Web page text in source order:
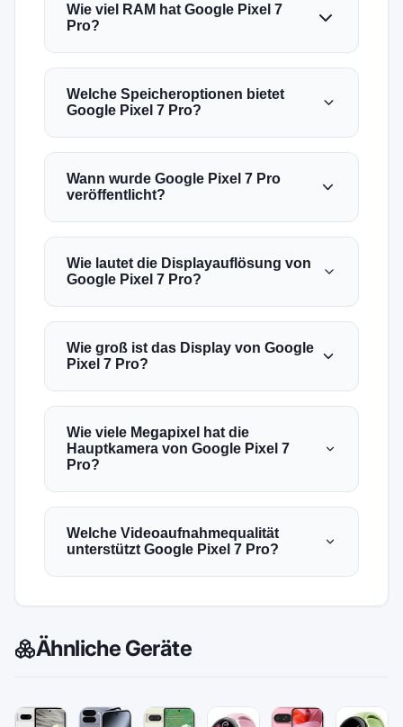
Wie viel RAM hat Google Pixel 7
Pro?
Welche Speicheroptionen bietet
Google Pixel 7 Pro?
Wann wurde Google Pixel 7 Pro
veröffentlicht?
Wie lautet die Displayauflösung von
Google Pixel 7 Pro?
Wie groß ist das Display von Google
Pixel 7 Pro?
Wie viele Megapixel hat die
Hauptkamera von Google Pixel 7
Pro?
Welche Videoaufnahmequalität
unterstützt Google Pixel 7 Pro?
Ähnliche Geräte